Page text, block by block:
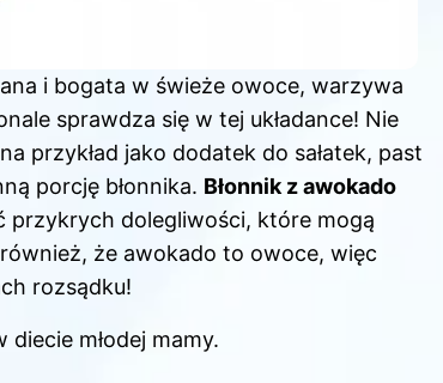
i bogata w świeże owoce, warzywa
sprawdza się w tej układance! Nie
przykład jako dodatek do sałatek, past
porcję błonnika. Błonnik z awokado
przykrych dolegliwości, które mogą
że awokado to owoce, więc
rozsądku!
młodej mamy.